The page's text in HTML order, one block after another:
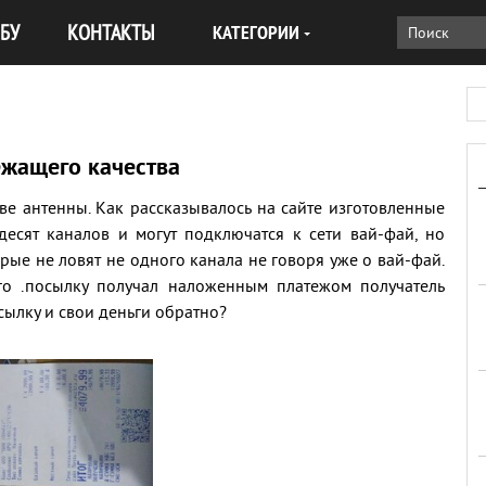
КОНТАКТЫ КАТЕГОРИИ
качества
антенны. Как рассказывалось на сайте изготовленные
каналов и могут подключатся к сети вай-фай, но
не ловят не одного канала не говоря уже о вай-фай.
.посылку получал наложенным платежом получатель
и свои деньги обратно?